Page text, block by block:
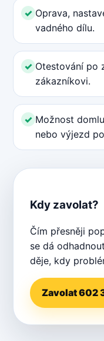
Oprava,
vadného dílu.
Otestování po
zákazníkovi.
Možnost
nebo výjezd
Kdy zavolat?
Čím přesněji
se dá
děje, kdy
Zavolat 602